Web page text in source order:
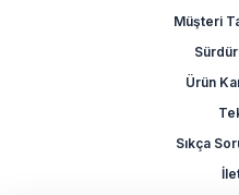
Müşteri
Ürün
Sıkça